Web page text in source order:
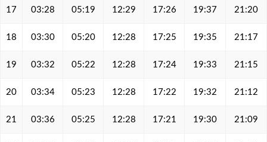
17 03:28 05:19 12:29 17:26 19:37 21:20
18 03:30 05:20 12:28 17:25 19:35 21:17
19 03:32 05:22 12:28 17:24 19:33 21:15
20 03:34 05:23 12:28 17:22 19:32 21:12
21 03:36 05:25 12:28 17:21 19:30 21:09